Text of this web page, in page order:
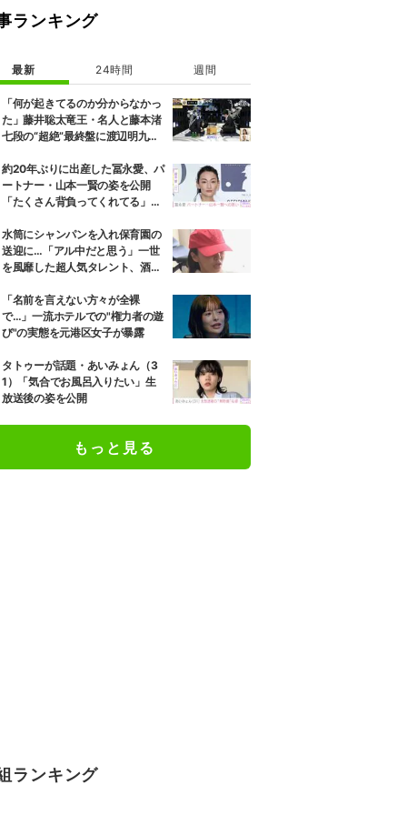
ランキング
最新 24時間 週間
「何が起きてるのか分からなかっ
た」藤井聡太竜王・名人と藤本渚
七段の“超絶”最終盤に渡辺明九段
ナメント2026
約20年ぶりに出産した冨永愛、パ
ートナー・山本一賢の姿を公開
「たくさん背負ってくれてる」感
水筒にシャンパンを入れ保育園の
送迎に…「アル中だと思う」一世
を風靡した超人気タレント、酒漬
「名前を言えない方々が全裸
で…」一流ホテルでの"権力者の遊
び"の実態を元港区女子が暴露
タトゥーが話題・あいみょん（3
1）「気合でお風呂入りたい」生
放送後の姿を公開
もっと見る
ランキング